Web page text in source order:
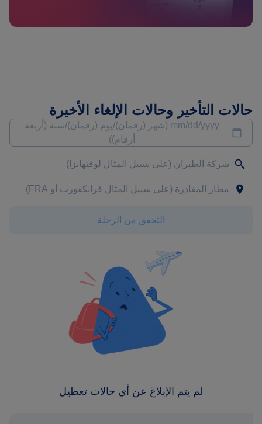
حالات التأخير وحالات الإلغاء الأخيرة
mm/dd/yyyy (شهر (رقمان)/يوم (رقمان)/سنة (أربعة
أرقام))
التحقق من الرحلة
لم يتم الإبلاغ عن أي حالات تعطيل